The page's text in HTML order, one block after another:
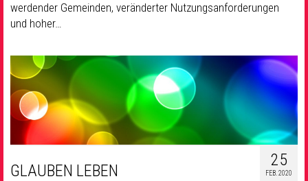
werdender Gemeinden, veränderter Nutzungsanforderungen
und hoher…
25
FEB. 2020
GLAUBEN LEBEN